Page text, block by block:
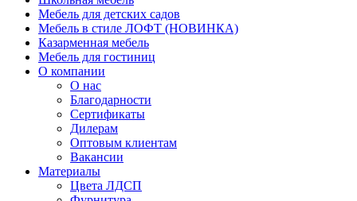
Мебель для детских садов
Мебель в стиле ЛОФТ (НОВИНКА)
Казарменная мебель
Мебель для гостиниц
О компании
О нас
Благодарности
Сертификаты
Дилерам
Оптовым клиентам
Вакансии
Материалы
Цвета ЛДСП